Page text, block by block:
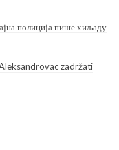
полиција пише хиљаду
zadržati